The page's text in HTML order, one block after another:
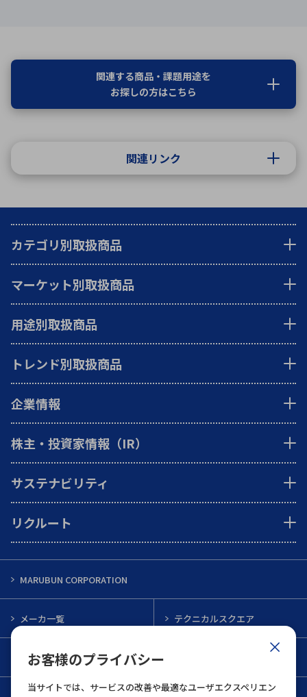
お客様のプライバシー
当サイトでは、サービスの改善や最適なユーザエクスペリエン
関連する商品・課題用途を
お探しの方はこちら
関連リンク
カテゴリ別取扱商品
マーケット別取扱商品
用途別取扱商品
トレンド別取扱商品
企業情報
株主・投資家情報（IR）
サステナビリティ
リクルート
MARUBUN CORPORATION
メーカ一覧 テクニカルスクエア
インフォメーション